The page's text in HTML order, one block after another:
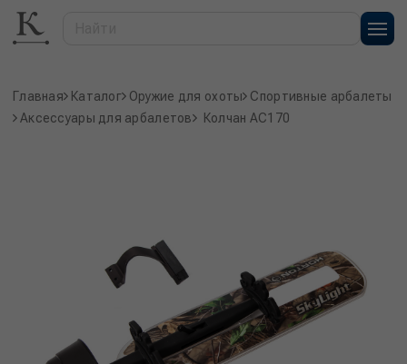
Главная Каталог Оружие для охоты Спортивные арбалеты
Аксессуары для арбалетов
Колчан АС170